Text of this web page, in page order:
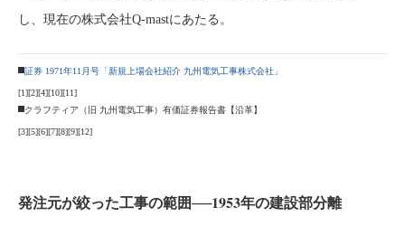
し、現在の株式会社Q-mastにあたる。
証券 1971年11月号「新規上場会社紹介 九州電気工事株式会社」
[1][2][4][10][11]
クラフティア（旧 九州電気工事）有価証券報告書【沿革】
[3][5][6][7][8][9][12]
発注元が絞った工事の範囲──1953年の建設部分離